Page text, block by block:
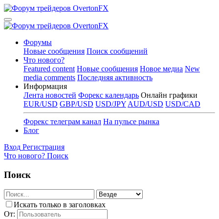
Форумы
Новые сообщения Поиск сообщений
Что нового?
Featured content Новые сообщения Новое медиа New
media comments Последняя активность
Информация
Лента новостей Форекс календарь Онлайн графики
EUR/USD GBP/USD USD/JPY AUD/USD USD/CAD
Форекс телеграм канал На пульсе рынка
Блог
Вход Регистрация
Что нового? Поиск
Поиск
Искать только в заголовках
От: